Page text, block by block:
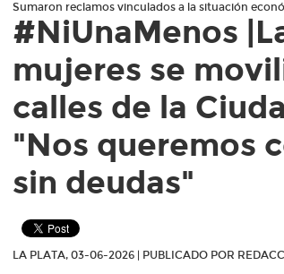
Sumaron reclamos vinculados a la situación
#NiUnaMenos
mujeres se
calles de la
"Nos queremos
sin deudas"
LA PLATA, 03-06-2026 | PUBLICADO POR